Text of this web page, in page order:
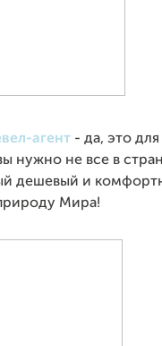
агент - да, это
нужно не все в
дешевый и
Мира!